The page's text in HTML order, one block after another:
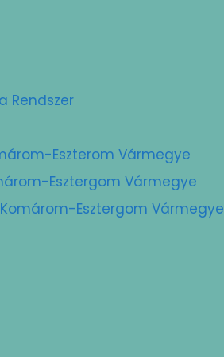
Rendszer
Eszterom Vármegye
Esztergom Vármegye
Esztergom Vármegye